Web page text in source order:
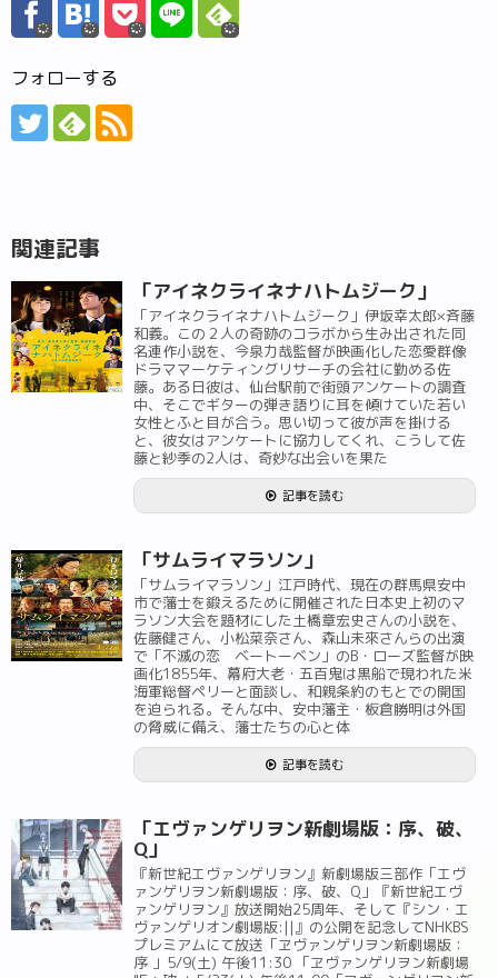
フォローする
関連記事
「アイネクライネナハトムジーク」
「アイネクライネナハトムジーク」伊坂幸太郎×斉藤
和義。この２人の奇跡のコラボから生み出された同
名連作小説を、今泉力哉監督が映画化した恋愛群像
ドラママーケティングリサーチの会社に勤める佐
藤。ある日彼は、仙台駅前で街頭アンケートの調査
中、そこでギターの弾き語りに耳を傾けていた若い
女性とふと目が合う。思い切って彼が声を掛ける
と、彼女はアンケートに協力してくれ、こうして佐
藤と紗季の2人は、奇妙な出会いを果た
記事を読む
「サムライマラソン」
「サムライマラソン」江戸時代、現在の群馬県安中
市で藩士を鍛えるために開催された日本史上初のマ
ラソン大会を題材にした土橋章宏史さんの小説を、
佐藤健さん、小松菜奈さん、森山未來さんらの出演
で「不滅の恋 ベートーベン」のB・ローズ監督が映
画化1855年、幕府大老・五百鬼は黒船で現われた米
海軍総督ペリーと面談し、和親条約のもとでの開国
を迫られる。そんな中、安中藩主・板倉勝明は外国
の脅威に備え、藩士たちの心と体
記事を読む
「エヴァンゲリヲン新劇場版：序、破、
Q」
『新世紀エヴァンゲリヲン』新劇場版三部作「エヴ
ァンゲリヲン新劇場版：序、破、Q」『新世紀エヴ
ァンゲリヲン』放送開始25周年、そして『シン・エ
ヴァンゲリオン劇場版:||』の公開を記念してNHKBS
プレミアムにて放送「ヱヴァンゲリヲン新劇場版：
序 」5/9(土) 午後11:30 「ヱヴァンゲリヲン新劇場